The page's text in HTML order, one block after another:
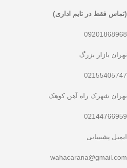
(تماس فقط در تایم اداری)
09201868968
تهران بازار بزرگ
02155405747
تهران شهرک راه آهن کوهک
02144766959
ایمیل پشتیبانی
wahacarana@gmail.com